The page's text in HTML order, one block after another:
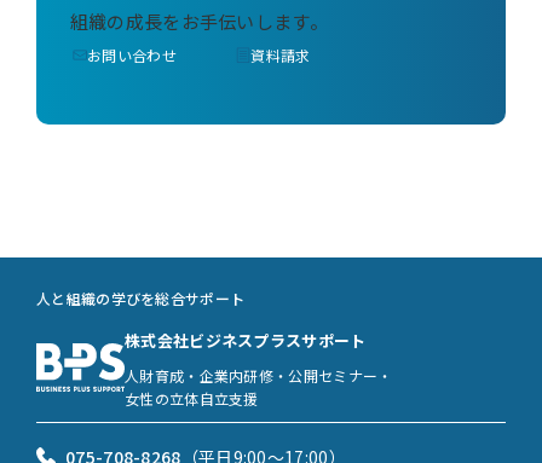
組織の成長をお手伝いします。
お問い合わせ 資料請求
人と組織の学びを総合サポート
株式会社ビジネスプラスサポート
人財育成・企業内研修・公開セミナー・
女性の立体自立支援
075-708-8268 （平日9:00〜17:00）